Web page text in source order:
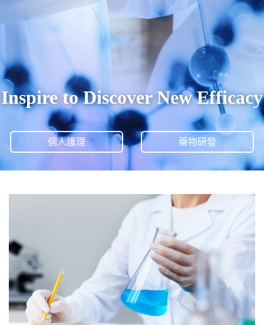
Inspire to Discover New Efficacy
個人護理 藥物研發